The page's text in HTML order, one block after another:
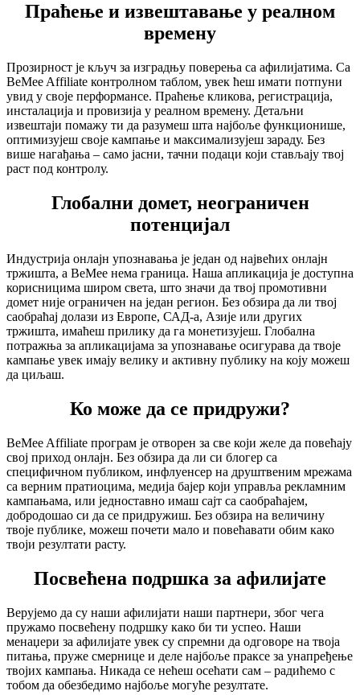
Праћење и извештавање у реалном
времену
Прозирност је кључ за изградњу поверења са афилијатима. Са
BeMee Affiliate контролном таблом, увек ћеш имати потпуни
увид у своје перформансе. Праћење кликова, регистрација,
инсталација и провизија у реалном времену. Детаљни
извештаји помажу ти да разумеш шта најбоље функционише,
оптимизујеш своје кампање и максимализујеш зараду. Без
више нагађања – само јасни, тачни подаци који стављају твој
раст под контролу.
Глобални домет, неограничен
потенцијал
Индустрија онлајн упознавања је један од највећих онлајн
тржишта, а BeMee нема граница. Наша апликација је доступна
корисницима широм света, што значи да твој промотивни
домет није ограничен на један регион. Без обзира да ли твој
саобраћај долази из Европе, САД-а, Азије или других
тржишта, имаћеш прилику да га монетизујеш. Глобална
потражња за апликацијама за упознавање осигурава да твоје
кампање увек имају велику и активну публику на коју можеш
да циљаш.
Ко може да се придружи?
BeMee Affiliate програм је отворен за све који желе да повећају
свој приход онлајн. Без обзира да ли си блогер са
специфичном публиком, инфлуенсер на друштвеним мрежама
са верним пратиоцима, медија бајер који управља рекламним
кампањама, или једноставно имаш сајт са саобраћајем,
добродошао си да се придружиш. Без обзира на величину
твоје публике, можеш почети мало и повећавати обим како
твоји резултати расту.
Посвећена подршка за афилијате
Верујемо да су наши афилијати наши партнери, због чега
пружамо посвећену подршку како би ти успео. Наши
менаџери за афилијате увек су спремни да одговоре на твоја
питања, пруже смернице и деле најбоље праксе за унапређење
твојих кампања. Никада се нећеш осећати сам – радићемо с
тобом да обезбедимо најбоље могуће резултате.